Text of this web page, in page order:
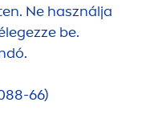
Ne használja
be.
66)